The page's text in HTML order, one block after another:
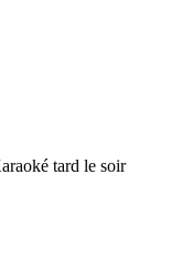
tard le soir